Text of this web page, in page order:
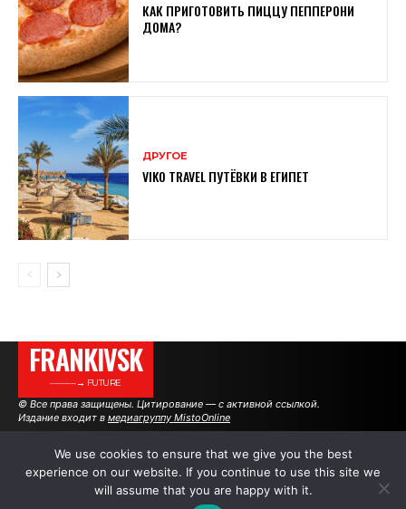
КАК ПРИГОТОВИТЬ ПИЦЦУ ПЕППЕРОНИ
ДОМА?
ДРУГОЕ
VIKO TRAVEL ПУТЁВКИ В ЕГИПЕТ
FRANKIVSK
———→ FUTURE
© Все права защищены. Цитирование — с активной ссылкой.
Издание входит в медиагруппу MistoOnline
АВТОРЫ РЕКЛАМА НА САЙТЕ
We use cookies to ensure that we give you the best
experience on our website. If you continue to use this site we
will assume that you are happy with it.